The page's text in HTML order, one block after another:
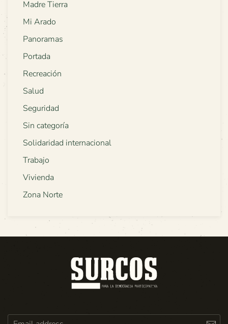
Madre Tierra
Mi Arado
Panoramas
Portada
Recreación
Salud
Seguridad
Sin categoría
Solidaridad internacional
Trabajo
Vivienda
Zona Norte